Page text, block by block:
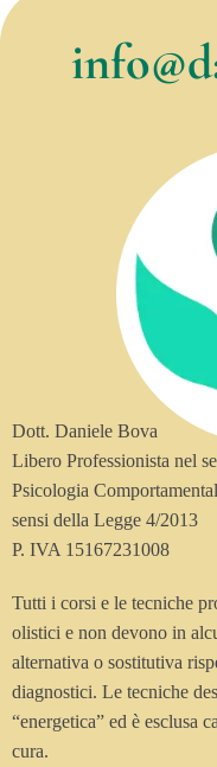
Dott. Daniele Bova
Libero Professionista nel
Psicologia
sensi della Legge 4/2013
P. IVA 15167231008
Tutti i corsi e le tecniche
olistici e non devono in
alternativa o sostitutiva
diagnostici. Le tecniche
“energetica” ed è esclusa
cura.